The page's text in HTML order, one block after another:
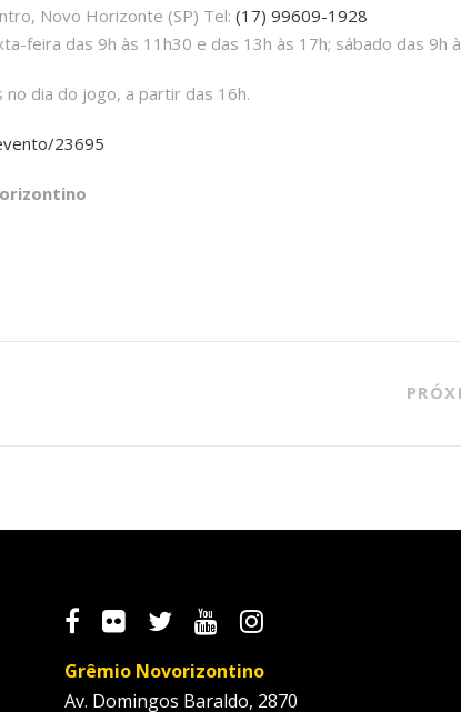
Novo Horizonte (SP) Tel: (17) 99609-1928
feira das 9h às 11h30 e das 13h às 17h; sábado das 9h
no dia do jogo, a partir das 16h.
23695
Grêmio Novorizontino
Av. Domingos Baraldo, 2870